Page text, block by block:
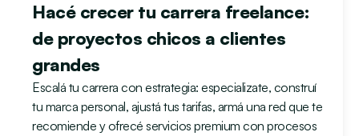
Hacé crecer tu carrera freelance:
de proyectos chicos a clientes
grandes
Escalá tu carrera con estrategia: especializate, construí
tu marca personal, ajustá tus tarifas, armá una red que te
recomiende y ofrecé servicios premium con procesos